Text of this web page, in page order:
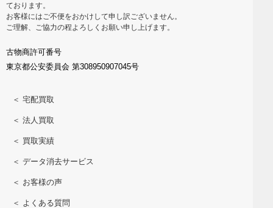
ております。
お客様にはご不便をおかけして申し訳ございません。
ご理解、ご協力の程よろしくお願い申し上げます。
古物商許可番号
東京都公安委員会 第308950907045号
＜ 宅配買取
＜ 法人買取
＜ 買取実績
＜ データ消去サービス
＜ お客様の声
＜ よくある質問